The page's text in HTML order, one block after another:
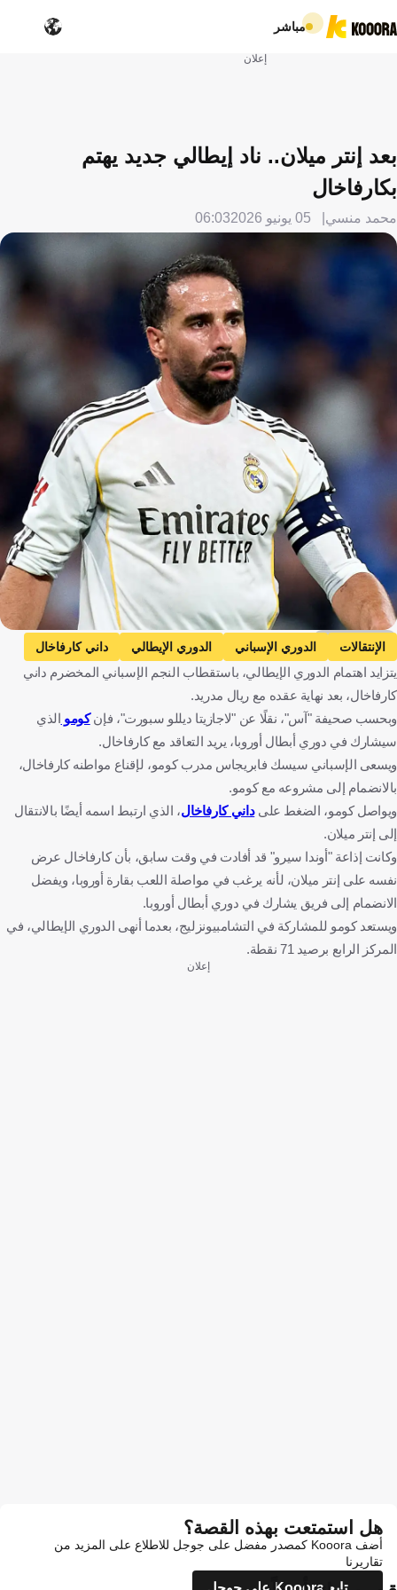
مباشر
إعلان
بعد إنتر ميلان.. ناد إيطالي جديد يهتم
بكارفاخال
محمد منسي 05 يونيو 2026 06:03
Getty Images
الإنتقالات الدوري الإسباني الدوري الإيطالي
داني كارفاخال
ريال مدريد
كومو إنتر إسبانيا
إيطاليا
كرة قدم
يتزايد اهتمام الدوري الإيطالي، باستقطاب النجم الإسباني المخضرم داني
كارفاخال، بعد نهاية عقده مع ريال مدريد.
وبحسب صحيفة "آس"، نقلًا عن "لاجازيتا ديللو سبورت"، فإنكومو الذي
سيشارك في دوري أبطال أوروبا، يريد التعاقد مع كارفاخال.
ويسعى الإسباني سيسك فابريجاس مدرب كومو، لإقناع مواطنه كارفاخال،
بالانضمام إلى مشروعه مع كومو.
ويواصل كومو، الضغط علىداني كارفاخال، الذي ارتبط اسمه أيضًا بالانتقال
إلى إنتر ميلان.
وكانت إذاعة "أوندا سيرو" قد أفادت في وقت سابق، بأن كارفاخال عرض
نفسه على إنتر ميلان، لأنه يرغب في مواصلة اللعب بقارة أوروبا، ويفضل
الانضمام إلى فريق يشارك في دوري أبطال أوروبا.
ويستعد كومو للمشاركة في التشامبيونزليج، بعدما أنهى الدوري الإيطالي، في
المركز الرابع برصيد 71 نقطة.
إعلان
هل استمتعت بهذه القصة؟
أضف Kooora كمصدر مفضل على جوجل للاطلاع على المزيد من
تقاريرنا